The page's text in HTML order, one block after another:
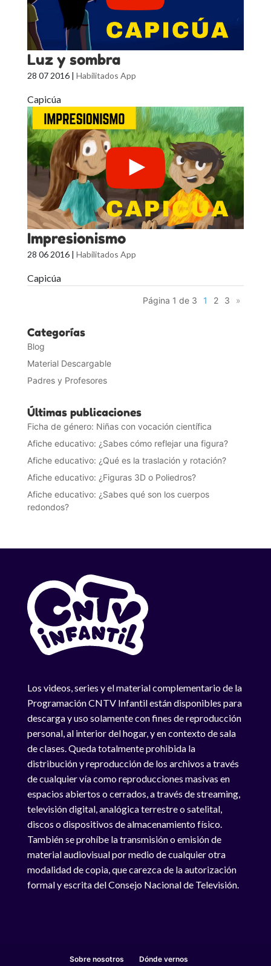
Luz y sombra
28 07 2016| Habilitados App
Capicúa
Impresionismo
28 06 2016| Habilitados App
Capicúa
Página 1 de 3 1 2 3 »
Categorías
Blog
Material Descargable
Padres y Profesores
Últimas publicaciones
Ficha de género: Niñas con vocación científica
Afiche educativo: ¿Sabes cómo reflejar una figura?
Afiche educativo: ¿Qué es la traslación y rotación?
Afiche educativo: ¿Figuras 3D o Poliedros?
Afiche educativo: ¿Sabes qué son los cuerpos
redondos?
Los videos, series y el material complementario de la
Programación CNTV Infantil están disponibles para
descarga y uso solamente con fines de reproducción
personal, al interior del hogar, y en contexto de sala
de clases. Queda totalmente prohibida la
distribución y reproducción de los archivos a través
de cualquier vía como reproducciones masivas en
espacios abiertos o cerrados, a través de streaming,
televisión digital, analógica terrestre o satelital,
discos o dispositivos de almacenamiento físico.
También se prohíbe la transmisión o emisión de
material audiovisual por medio de cualquier otra
modalidad de copia, que carezca de la autorización
formal y escrita del Consejo Nacional de Televisión.
Sobre nosotros Dónde vernos